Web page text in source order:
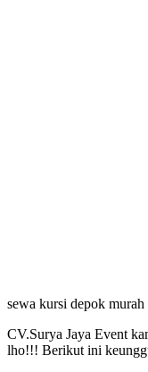
sewa kursi depok
CV.Surya Jaya Event
lho!!! Berikut ini